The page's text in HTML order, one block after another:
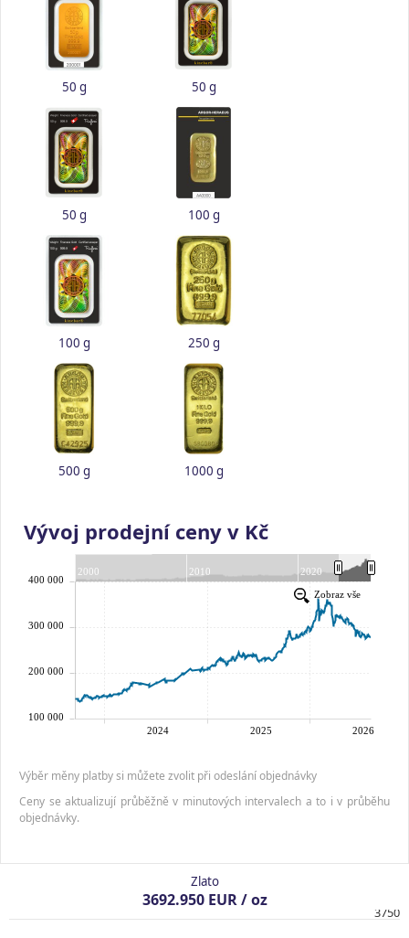
50 g 50 g
50 g 100 g
100 g 250 g
500 g 1000 g
Vývoj prodejní ceny v Kč
Výběr měny platby si můžete zvolit při odeslání objednávky
Ceny se aktualizují průběžně v minutových intervalech a to i v průběhu
objednávky.
Zlato
3692.950 EUR / oz
3750